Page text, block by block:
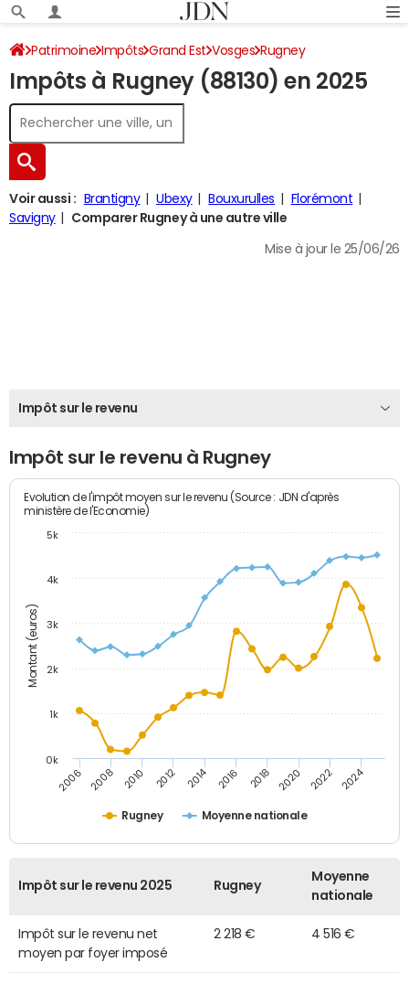
Patrimoine Impôts Grand Est Vosges Rugney
Impôt sur le revenu
Impôts à Rugney (88130) en 2025
Voir aussi : Brantigny Ubexy Bouxurulles
Florémont
Savigny
Comparer Rugney à une autre ville
Mise à jour le 25/06/26
Impôt sur le revenu
Impôt sur le revenu à Rugney
Montant (euros)
Evolution de l'impôt moyen sur le revenu (Source : JDN d'après
ministère de l'Economie)
Rugney Moyenne nationale
2006 2008 2010 2012 2014 2016 2018 2020 2022 2024
0k
1k
2k
3k
4k
5k
Impôt sur le revenu 2025 Rugney
Moyenne
nationale
Impôt sur le revenu net
moyen par foyer imposé
2 218 € 4 516 €